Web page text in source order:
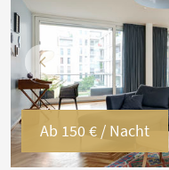
Vorherige
Ab 150 € / Nacht